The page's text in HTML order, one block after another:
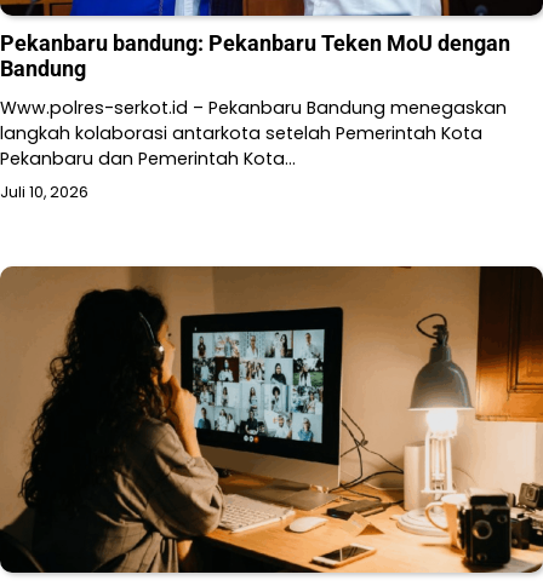
Pekanbaru bandung: Pekanbaru Teken MoU dengan
Bandung
Www.polres-serkot.id – Pekanbaru Bandung menegaskan
langkah kolaborasi antarkota setelah Pemerintah Kota
Pekanbaru dan Pemerintah Kota…
Juli 10, 2026